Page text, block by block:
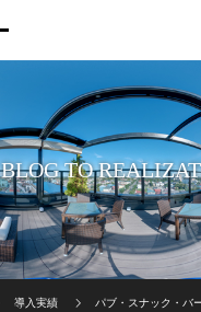
BLOG TO
導入実績 パブ・スナック・バ